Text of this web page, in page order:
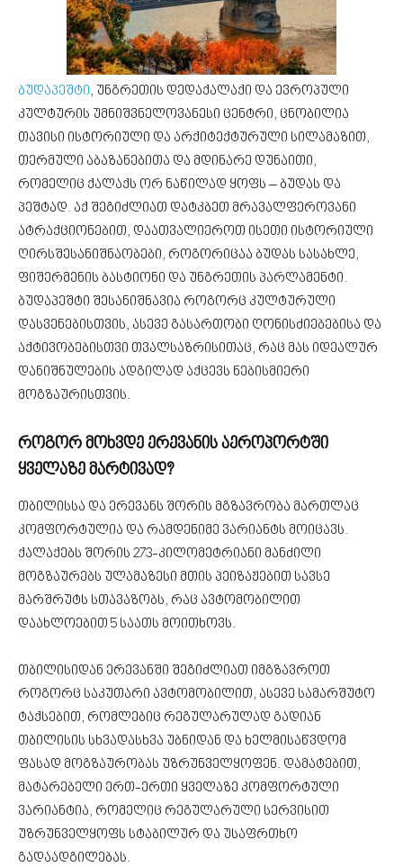
ბუდაპეშტი, უნგრეთის დედაქალაქი და ევროპული
კულტურის უმნიშვნელოვანესი ცენტრი, ცნობილია
თავისი ისტორიული და არქიტექტურული სილამაზით,
თერმული აბაზანებითა და მდინარე დუნაითი,
რომელიც ქალაქს ორ ნაწილად ყოფს – ბუდას და
პეშტად. აქ შეგიძლიათ დატკბეთ მრავალფეროვანი
ატრაქციონებით, დაათვალიეროთ ისეთი ისტორიული
ღირსშესანიშნაობები, როგორიცაა ბუდას სასახლე,
ფიშერმენის ბასტიონი და უნგრეთის პარლამენტი.
ბუდაპეშტი შესანიშნავია როგორც კულტურული
დასვენებისთვის, ასევე გასართობი ღონისძიებებისა და
აქტივობებისთვი თვალსაზრისითაც, რაც მას იდეალურ
დანიშნულების ადგილად აქცევს ნებისმიერი
მოგზაურისთვის.
როგორ მოხვდე ერევანის აეროპორტში
ყველაზე მარტივად?
თბილისსა და ერევანს შორის მგზავრობა მართლაც
კომფორტულია და რამდენიმე ვარიანტს მოიცავს.
ქალაქებს შორის 273-კილომეტრიანი მანძილი
მოგზაურებს ულამაზესი მთის პეიზაჟებით სავსე
მარშრუტს სთავაზობს, რაც ავტომობილით
დაახლოებით 5 საათს მოითხოვს.
თბილისიდან ერევანში შეგიძლიათ იმგზავროთ
როგორც საკუთარი ავტომობილით, ასევე სამარშუტო
ტაქსებით, რომლებიც რეგულარულად გადიან
თბილისის სხვადასხვა უბნიდან და ხელმისაწვდომ
ფასად მოგზაურობას უზრუნველყოფენ. დამატებით,
მატარებელი ერთ-ერთი ყველაზე კომფორტული
ვარიანტია, რომელიც რეგულარული სერვისით
უზრუნველყოფს სტაბილურ და უსაფრთხო
გადაადგილებას.